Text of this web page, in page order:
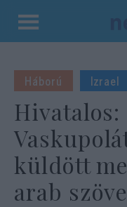
Kilépés
tartalomba
Háború Izrael
küldött
arab